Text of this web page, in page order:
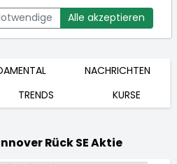
Bid:253,400€Ask:254,800€
NACHRICHTEN
TRENDS KURSE
Rück SE Aktie
Alle akzeptieren